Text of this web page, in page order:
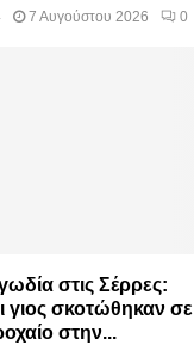
7 Αυγούστου 2026 0
στις Σέρρες:
γιος σκοτώθηκαν σε
στην...